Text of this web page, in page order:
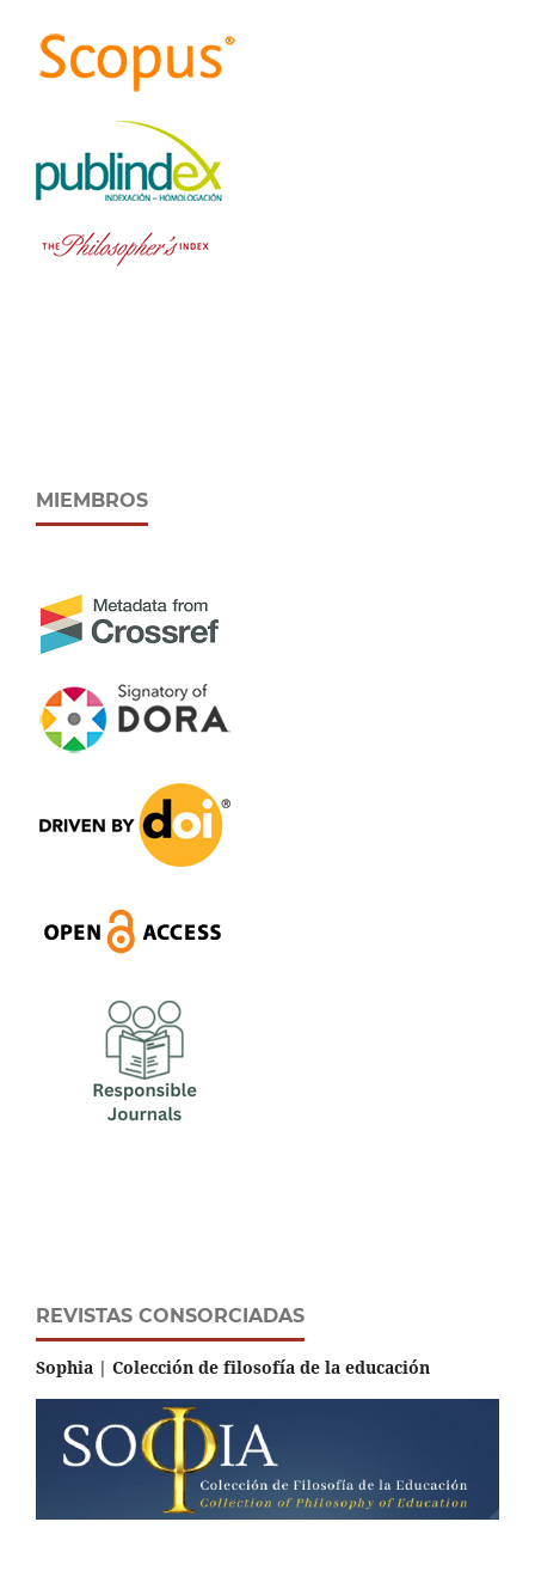
MIEMBROS
REVISTAS CONSORCIADAS
Sophia | Colección de filosofía de la educación